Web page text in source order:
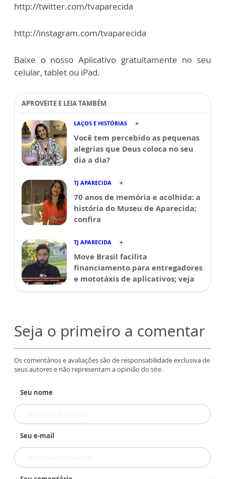
http://twitter.com/tvaparecida
http://instagram.com/tvaparecida
Baixe o nosso Aplicativo gratuitamente no seu
celular, tablet ou iPad.
APROVEITE E LEIA TAMBÉM
LAÇOS E HISTÓRIAS
Você tem percebido as pequenas
alegrias que Deus coloca no seu
dia a dia?
TJ APARECIDA
70 anos de memória e acolhida: a
história do Museu de Aparecida;
confira
TJ APARECIDA
Move Brasil facilita
financiamento para entregadores
e mototáxis de aplicativos; veja
Seja o primeiro a comentar
Os comentários e avaliações são de responsabilidade exclusiva de
seus autores e não representam a opinião do site.
Seu nome
Seu e-mail